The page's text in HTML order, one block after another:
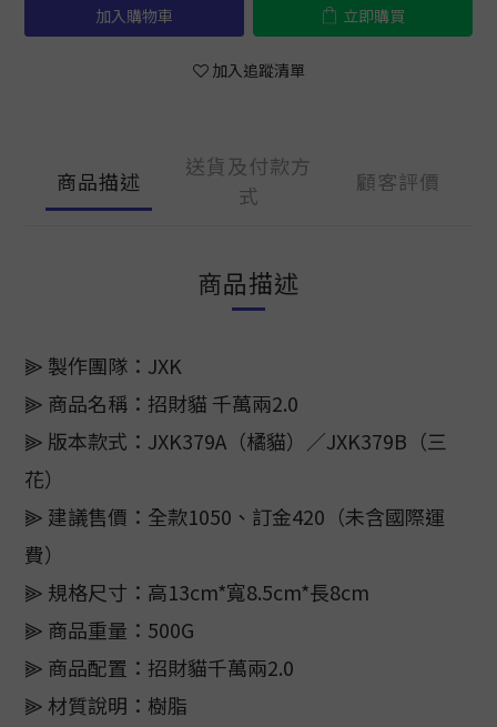
加入購物車 立即購買
加入追蹤清單
商品描述
送貨及付款方
式
顧客評價
商品描述
⫸ 製作團隊：JXK
⫸ 商品名稱：招財貓 千萬兩2.0
⫸ 版本款式：JXK379A（橘貓）／JXK379B（三
花）
⫸ 建議售價：全款1050、訂金420（未含國際運
費）
⫸ 規格尺寸：高13cm*寬8.5cm*長8cm
⫸ 商品重量：500G
⫸ 商品配置：招財貓千萬兩2.0
⫸ 材質說明：樹脂